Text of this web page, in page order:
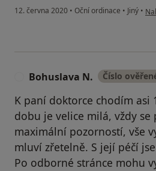
12. června 2020 • Oční ordinace • Jiný •
Bohuslava N. Číslo
K paní doktorce chodím asi
dobu je velice milá, vždy
maximální pozorností, vše
mluví zřetelně. S její péčí
Po odborné stránce mohu